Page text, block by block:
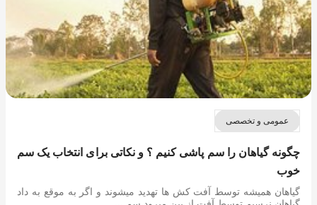
عمومی و تخصصی
چگونه گیاهان را سم پاشی کنیم ؟ و نکاتی برای انتخاب یک سم
خوب
گیاهان همیشه توسط آفت کش ها تهدید میشوند و اگر به موقع به داد